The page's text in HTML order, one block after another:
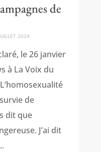
de
2024
le 26 janvier
à La Voix du
de
dit que
J’ai dit